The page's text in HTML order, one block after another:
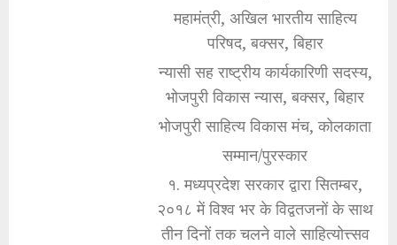
महामंत्री, अखिल भारतीय साहित्य
परिषद, बक्सर, बिहार
न्यासी सह राष्ट्रीय कार्यकारिणी सदस्य,
भोजपुरी विकास न्यास, बक्सर, बिहार
भोजपुरी साहित्य विकास मंच, कोलकाता
सम्मान/पुरस्कार
१. मध्यप्रदेश सरकार द्वारा सितम्बर,
२०१८ में विश्व भर के विद्वतजनों के साथ
तीन दिनों तक चलने वाले साहित्योत्त्सव